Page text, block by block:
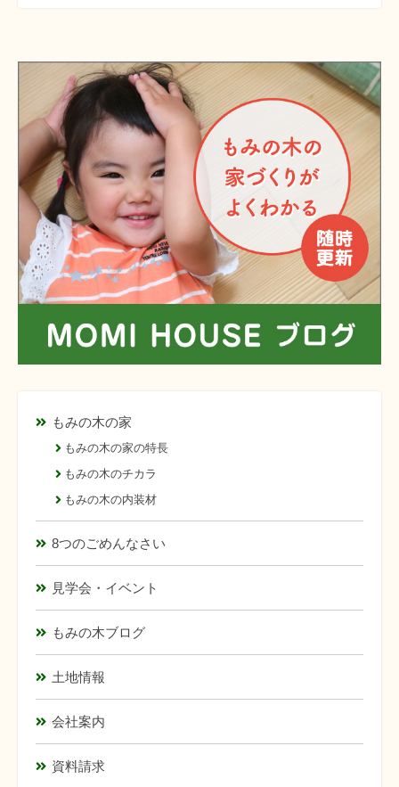
もみの木の家
もみの木の家の特長
もみの木のチカラ
もみの木の内装材
8つのごめんなさい
見学会・イベント
もみの木ブログ
土地情報
会社案内
資料請求